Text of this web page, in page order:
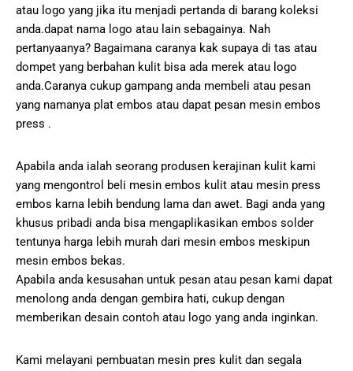
atau logo yang jika itu menjadi pertanda di barang koleksi
anda.dapat nama logo atau lain sebagainya. Nah
pertanyaanya? Bagaimana caranya kak supaya di tas atau
dompet yang berbahan kulit bisa ada merek atau logo
anda.Caranya cukup gampang anda membeli atau pesan
yang namanya plat embos atau dapat pesan mesin embos
press .
Apabila anda ialah seorang produsen kerajinan kulit kami
yang mengontrol beli mesin embos kulit atau mesin press
embos karna lebih bendung lama dan awet. Bagi anda yang
khusus pribadi anda bisa mengaplikasikan embos solder
tentunya harga lebih murah dari mesin embos meskipun
mesin embos bekas.
Apabila anda kesusahan untuk pesan atau pesan kami dapat
menolong anda dengan gembira hati, cukup dengan
memberikan desain contoh atau logo yang anda inginkan.
Kami melayani pembuatan mesin pres kulit dan segala